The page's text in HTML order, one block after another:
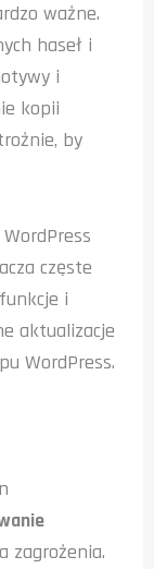
ważne.
haseł i
i
kopii
by
częste
i
aktualizacje
WordPress.
zagrożenia.